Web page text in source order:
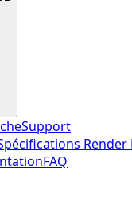
Support
Render
FAQ